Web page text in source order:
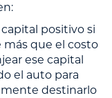
positivo si
que el costo
ese capital
el auto para
destinarlo